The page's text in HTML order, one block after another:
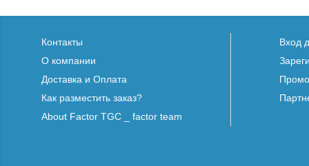
Контакты
О компании
Доставка и Оплата
Как разместить заказ?
About Factor TGC _ factor team
Вход